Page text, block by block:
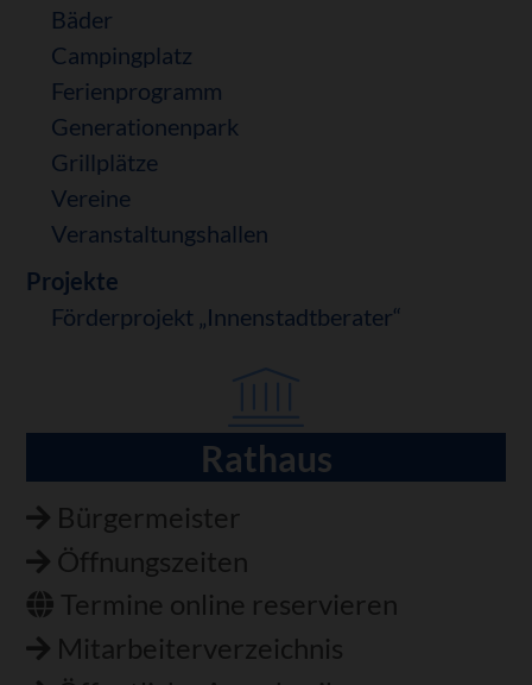
Bäder
Campingplatz
Ferienprogramm
Generationenpark
Grillplätze
Vereine
Veranstaltungshallen
Projekte
Förderprojekt „Innenstadtberater“
Rathaus
Bürgermeister
Öffnungszeiten
Termine online reservieren
Mitarbeiterverzeichnis